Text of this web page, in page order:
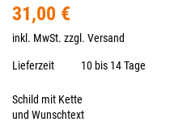
31,00 €
inkl. MwSt. zzgl. Versand
Lieferzeit 10 bis 14 Tage
Schild mit Kette
und Wunschtext